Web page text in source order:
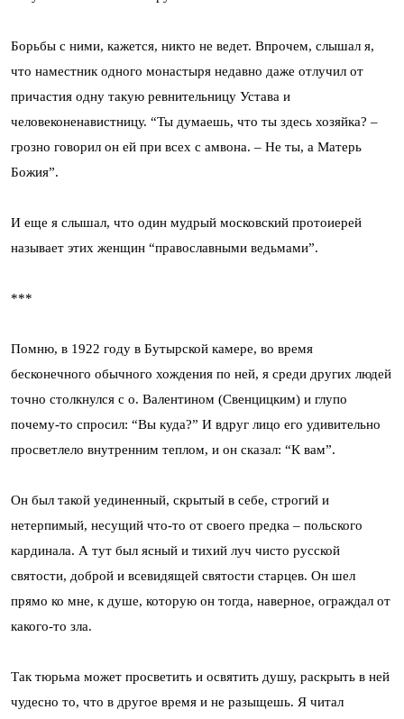
Борьбы с ними, кажется, никто не ведет. Впрочем, слышал я,
что наместник одного монастыря недавно даже отлучил от
причастия одну такую ревнительницу Устава и
человеконенавистницу. “Ты думаешь, что ты здесь хозяйка? –
грозно говорил он ей при всех с амвона. – Не ты, а Матерь
Божия”.
И еще я слышал, что один мудрый московский протоиерей
называет этих женщин “православными ведьмами”.
***
Помню, в 1922 году в Бутырской камере, во время
бесконечного обычного хождения по ней, я среди других людей
точно столкнулся с о. Валентином (Свенцицким) и глупо
почему-то спросил: “Вы куда?” И вдруг лицо его удивительно
просветлело внутренним теплом, и он сказал: “К вам”.
Он был такой уединенный, скрытый в себе, строгий и
нетерпимый, несущий что-то от своего предка – польского
кардинала. А тут был ясный и тихий луч чисто русской
святости, доброй и всевидящей святости старцев. Он шел
прямо ко мне, к душе, которую он тогда, наверное, ограждал от
какого-то зла.
Так тюрьма может просветить и освятить душу, раскрыть в ней
чудесно то, что в другое время и не разыщешь. Я читал